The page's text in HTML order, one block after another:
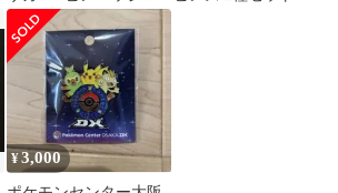
ロゴピンズ
¥3,000